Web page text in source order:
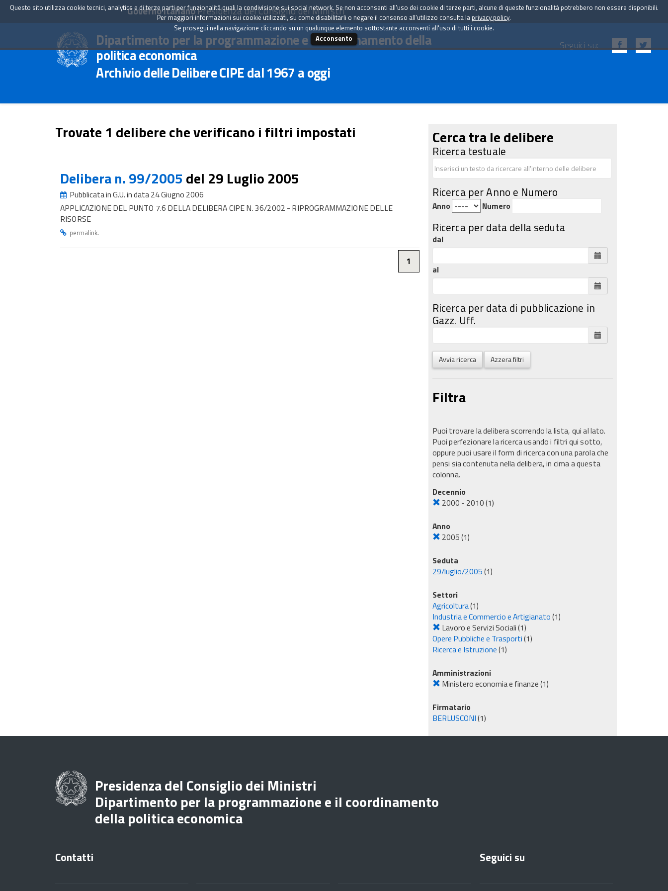
Governo ItalianoPresidenza del Consiglio dei Ministri
Dipartimento per la programmazione e il coordinamento della
politica economica
Archivio delle Delibere CIPE dal 1967 a oggi
Seguici su:
Trovate 1 delibere che verificano i filtri impostati
Delibera n. 99/2005 del 29 Luglio 2005
Pubblicata in G.U. in data 24 Giugno 2006
APPLICAZIONE DEL PUNTO 7.6 DELLA DELIBERA CIPE N. 36/2002 - RIPROGRAMMAZIONE DELLE
RISORSE
permalink.
1
Cerca tra le delibere
Ricerca testuale
Ricerca per Anno e Numero
Anno Numero
Ricerca per data della seduta
dal
al
Ricerca per data di pubblicazione in
Gazz. Uff.
Avvia ricerca Azzera filtri
Filtra
Puoi trovare la delibera scorrendo la lista, qui al lato.
Puoi perfezionare la ricerca usando i filtri qui sotto,
oppure puoi usare il form di ricerca con una parola che
pensi sia contenuta nella delibera, in cima a questa
colonna.
Decennio
2000 - 2010(1)
Anno
2005(1)
Seduta
29/luglio/2005(1)
Settori
Agricoltura(1)
Industria e Commercio e Artigianato(1)
Lavoro e Servizi Sociali(1)
Opere Pubbliche e Trasporti(1)
Ricerca e Istruzione(1)
Amministrazioni
Ministero economia e finanze(1)
Firmatario
BERLUSCONI(1)
Questo sito utilizza cookie tecnici, analytics e di terze parti per funzionalità quali la condivisione sui social network. Se non acconsenti all'uso dei cookie di terze parti, alcune di queste funzionalità potrebbero non essere disponibili.
Per maggiori informazioni sui cookie utilizzati, su come disabilitarli o negare il consenso all'utilizzo consulta la privacy policy.
Se prosegui nella navigazione cliccando su un qualunque elemento sottostante acconsenti all'uso di tutti i cookie.
Acconsento
Presidenza del Consiglio dei Ministri
Dipartimento per la programmazione e il coordinamento
della politica economica
Contatti Seguici su